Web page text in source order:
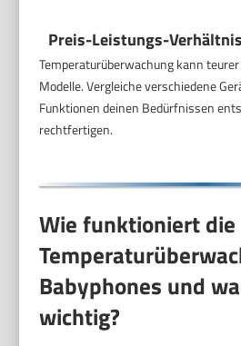
Preis-Leistungs-
Temperaturüberwachung kann
Modelle. Vergleiche verschiedene
Funktionen deinen Bedürfnissen
rechtfertigen.
Wie funktioniert die
Babyphones und
wichtig?